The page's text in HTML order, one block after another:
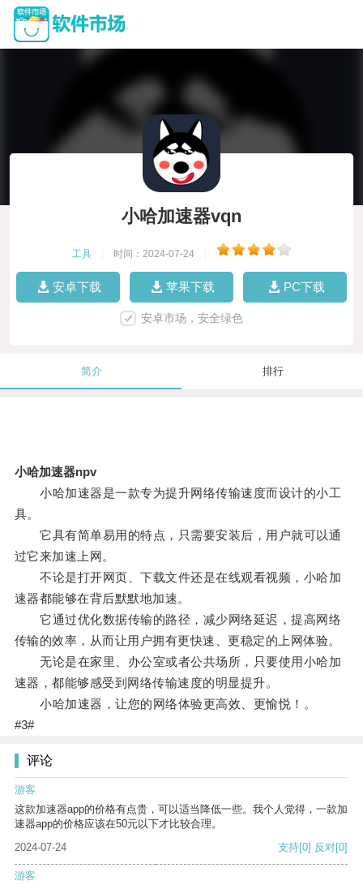
小哈加速器vqn
工具 时间：2024-07-24
安卓下载 苹果下载 PC下载
安卓市场，安全绿色
简介 排行
小哈加速器npv
小哈加速器是一款专为提升网络传输速度而设计的小工
具。
它具有简单易用的特点，只需要安装后，用户就可以通
过它来加速上网。
不论是打开网页、下载文件还是在线观看视频，小哈加
速器都能够在背后默默地加速。
它通过优化数据传输的路径，减少网络延迟，提高网络
传输的效率，从而让用户拥有更快速、更稳定的上网体验。
无论是在家里、办公室或者公共场所，只要使用小哈加
速器，都能够感受到网络传输速度的明显提升。
小哈加速器，让您的网络体验更高效、更愉悦！。
#3#
评论
游客
这款加速器app的价格有点贵，可以适当降低一些。我个人觉得，一款加
速器app的价格应该在50元以下才比较合理。
2024-07-24
支持[0] 反对[0]
游客